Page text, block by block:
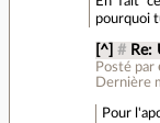
pourquoi
[^] # Re:
Posté par
Dernière
Pour